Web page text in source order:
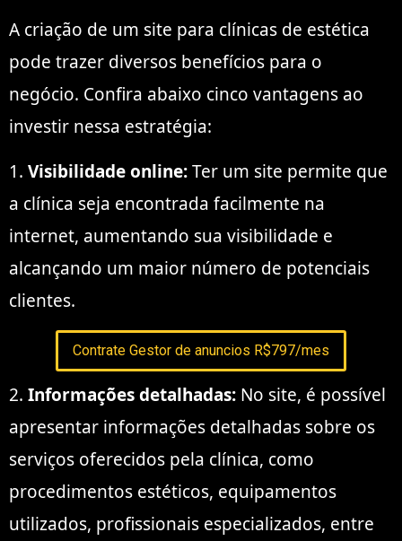
A criação de um site para clínicas de estética
pode trazer diversos benefícios para o
negócio. Confira abaixo cinco vantagens ao
investir nessa estratégia:
1. Visibilidade online:Ter um site permite que
a clínica seja encontrada facilmente na
internet, aumentando sua visibilidade e
alcançando um maior número de potenciais
clientes.
Contrate Gestor de anuncios R$797/mes
2. Informações detalhadas: No site, é possível
apresentar informações detalhadas sobre os
serviços oferecidos pela clínica, como
procedimentos estéticos, equipamentos
utilizados, profissionais especializados, entre